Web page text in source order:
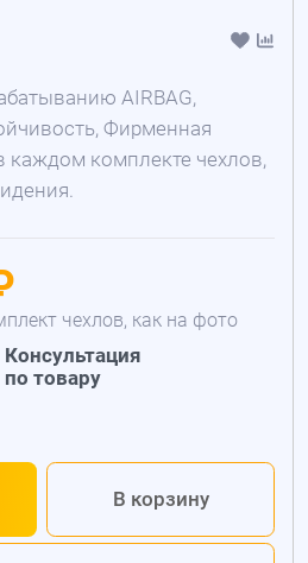
AIRBAG,
Фирменная
каждом комплекте чехлов,
чехлов, как на фото
Консультация
по товару
В корзину